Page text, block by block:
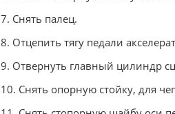
7. Снять палец.
8. Отцепить тягу педали
9. Отвернуть главный цилиндр
10. Снять опорную стойку, для